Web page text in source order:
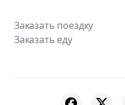
Заказать поездку
Заказать еду